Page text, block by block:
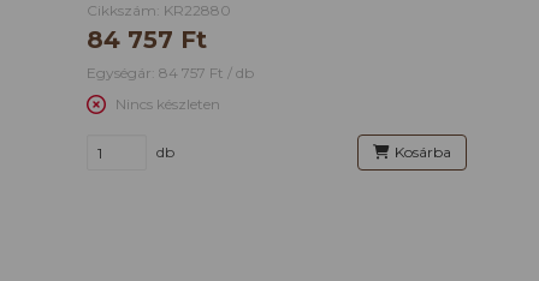
Cikkszám: KR22880
84 757 Ft
Egységár: 84 757 Ft / db
Nincs készleten
db Kosárba